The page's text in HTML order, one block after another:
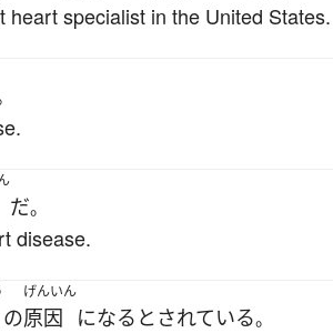
heart specialist in the United States.
だ。
disease.
の
げんいん
原因 になる とされている。